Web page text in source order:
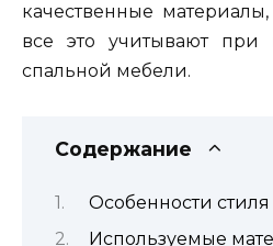
качественные
все это учитывают при
спальной мебели.
Содержание
Особенности стиля
Используемые